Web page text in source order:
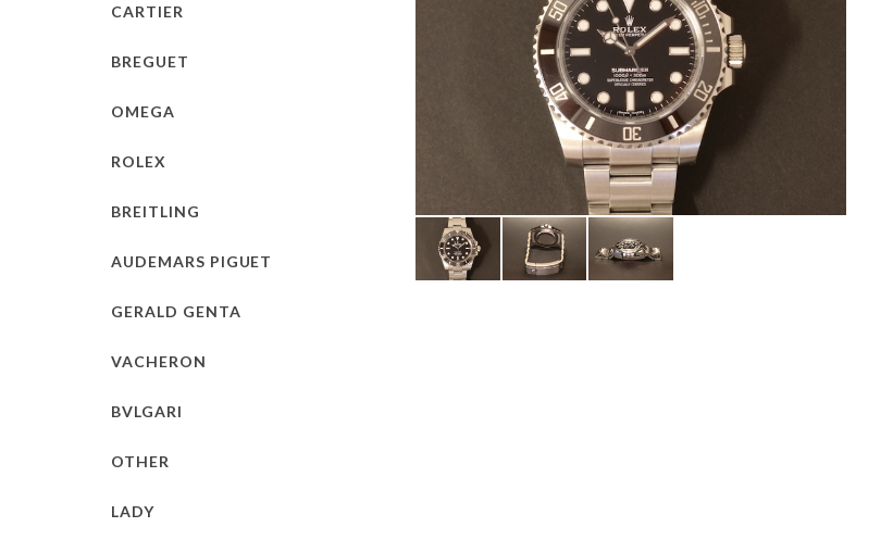
CARTIER
BREGUET
OMEGA
ROLEX
BREITLING
AUDEMARS PIGUET
GERALD GENTA
VACHERON
BVLGARI
OTHER
LADY